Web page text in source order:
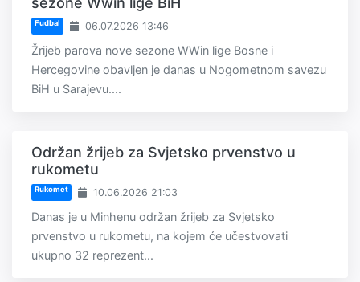
Fudbal 06.07.2026 13:46
Žrijeb parova nove sezone WWin lige Bosne i
Hercegovine obavljen je danas u Nogometnom savezu
BiH u Sarajevu....
Održan žrijeb za Svjetsko prvenstvo u
rukometu
Rukomet 10.06.2026 21:03
Danas je u Minhenu održan žrijeb za Svjetsko
prvenstvo u rukometu, na kojem će učestvovati
ukupno 32 reprezent...